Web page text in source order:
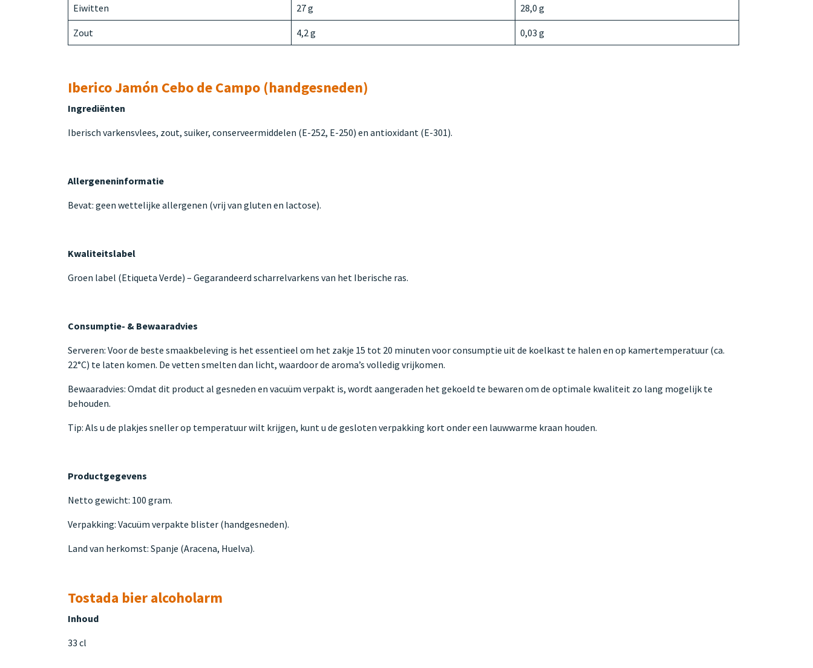
Eiwitten 27 g 28,0 g
Zout 4,2 g 0,03 g
Iberico Jamón Cebo de Campo (handgesneden)
Ingrediënten
Iberisch varkensvlees, zout, suiker, conserveermiddelen (E-252, E-250) en antioxidant (E-301).
Allergeneninformatie
Bevat: geen wettelijke allergenen (vrij van gluten en lactose).
Kwaliteitslabel
Groen label (Etiqueta Verde) – Gegarandeerd scharrelvarkens van het Iberische ras.
Consumptie- & Bewaaradvies
Serveren: Voor de beste smaakbeleving is het essentieel om het zakje 15 tot 20 minuten voor consumptie uit de koelkast te halen en op kamertemperatuur (ca.
22°C) te laten komen. De vetten smelten dan licht, waardoor de aroma’s volledig vrijkomen.
Bewaaradvies: Omdat dit product al gesneden en vacuüm verpakt is, wordt aangeraden het gekoeld te bewaren om de optimale kwaliteit zo lang mogelijk te
behouden.
Tip: Als u de plakjes sneller op temperatuur wilt krijgen, kunt u de gesloten verpakking kort onder een lauwwarme kraan houden.
Productgegevens
Netto gewicht: 100 gram.
Verpakking: Vacuüm verpakte blister (handgesneden).
Land van herkomst: Spanje (Aracena, Huelva).
Tostada bier alcoholarm
Inhoud
33 cl